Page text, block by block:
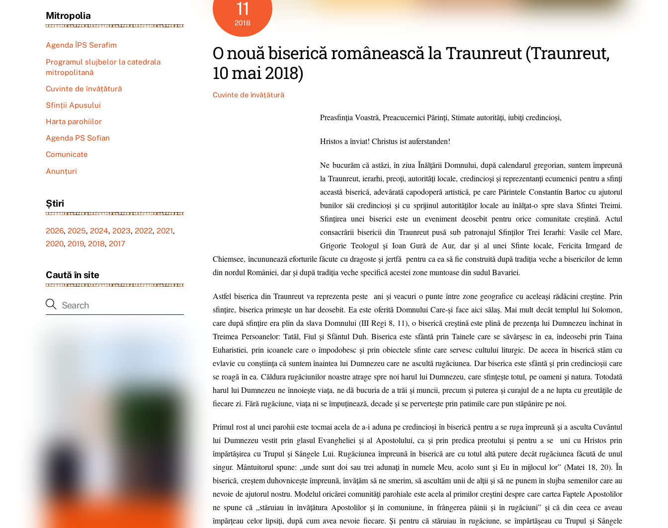
11
2018
O nouă biserică românească la Traunreut (Traunreut,
10 mai 2018)
Cuvinte de învățătură
Preasfinţia Voastră, Preacucernici Părinţi, Stimate autorităţi, iubiţi credincioşi,
Hristos a înviat! Christus ist auferstanden!
Ne bucurăm că astăzi, în ziua Înălţării Domnului, după calendarul gregorian, suntem împreună
la Traunreut, ierarhi, preoţi, autorităţi locale, credincioşi şi reprezentanţi ecumenici pentru a sfinţi
această biserică, adevărată capodoperă artistică, pe care Părintele Constantin Bartoc cu ajutorul
bunilor săi credincioşi şi cu sprijinul autorităţilor locale au înălţat-o spre slava Sfintei Treimi.
Sfinţirea unei biserici este un eveniment deosebit pentru orice comunitate creştină. Actul
consacrării bisericii din Traunreut pusă sub patronajul Sfinţilor Trei Ierarhi: Vasile cel Mare,
Grigorie Teologul şi Ioan Gură de Aur, dar şi al unei Sfinte locale, Fericita Irmgard de
Chiemsee, încununează eforturile făcute cu dragoste şi jertfă pentru ca ea să fie construită după tradiţia veche a bisericilor de lemn
din nordul României, dar şi după tradiţia veche specifică acestei zone muntoase din sudul Bavariei.
Astfel biserica din Traunreut va reprezenta peste ani şi veacuri o punte între zone geografice cu aceleaşi rădăcini creştine. Prin
sfinţire, biserica primeşte un har deosebit. Ea este oferită Domnului Care-şi face aici sălaş. Mai mult decât templul lui Solomon,
care după sfinţire era plin da slava Domnului (III Regi 8, 11), o biserică creştină este plină de prezenţa lui Dumnezeu închinat în
Treimea Persoanelor: Tatăl, Fiul şi Sfântul Duh. Biserica este sfântă prin Tainele care se săvârşesc în ea, îndeosebi prin Taina
Euharistiei, prin icoanele care o împodobesc şi prin obiectele sfinte care servesc cultului liturgic. De aceea în biserică stăm cu
evlavie cu conştiinţa că suntem înaintea lui Dumnezeu care ne ascultă rugăciunea. Dar biserica este sfântă şi prin credincioşii care
se roagă în ea. Căldura rugăciunilor noastre atrage spre noi harul lui Dumnezeu, care sfinţeşte totul, pe oameni şi natura. Totodată
harul lui Dumnezeu ne înnoieşte viaţa, ne dă bucuria de a trăi şi muncii, precum şi puterea şi curajul de a ne lupta cu greutăţile de
fiecare zi. Fără rugăciune, viaţa ni se împuţinează, decade şi se perverteşte prin patimile care pun stăpânire pe noi.
Primul rost al unei parohii este tocmai acela de a-i aduna pe credincioşi în biserică pentru a se ruga împreună şi a asculta Cuvântul
lui Dumnezeu vestit prin glasul Evangheliei şi al Apostolului, ca şi prin predica preotului şi pentru a se uni cu Hristos prin
împărtăşirea cu Trupul şi Sângele Lui. Rugăciunea împreună în biserică are cu totul altă putere decât rugăciunea făcută de unul
singur. Mântuitorul spune: „unde sunt doi sau trei adunaţi în numele Meu, acolo sunt şi Eu în mijlocul lor” (Matei 18, 20). În
biserică, creştem duhovniceşte împreună, învăţăm să ne smerim, să ascultăm unii de alţii şi să ne punem în slujba semenilor care au
nevoie de ajutorul nostru. Modelul oricărei comunităţi parohiale este acela al primilor creştini despre care cartea Faptele Apostolilor
ne spune că „stăruiau în învăţătura Apostolilor şi în comuniune, în frângerea pâinii şi în rugăciuni” şi că din ceea ce aveau
împărţeau celor lipsiţi, după cum avea nevoie fiecare. Şi pentru că stăruiau în rugăciune, se împărtăşeau cu Trupul şi Sângele
Mitropolia
Agenda ÎPS Serafim
Programul slujbelor la catedrala
mitropolitană
Cuvinte de învățătură
Sfinții Apusului
Harta parohiilor
Agenda PS Sofian
Comunicate
Anunțuri
Știri
2026, 2025, 2024, 2023, 2022, 2021,
2020, 2019, 2018, 2017
Caută în site